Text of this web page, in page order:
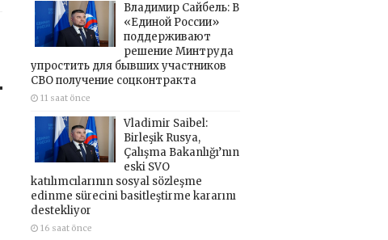
Владимир Сайбель: В
«Единой России»
поддерживают
решение Минтруда
упростить для бывших участников
СВО получение соцконтракта
11 saat önce
Vladimir Saibel:
Birleşik Rusya,
Çalışma Bakanlığı’nın
eski SVO
katılımcılarının sosyal sözleşme
edinme sürecini basitleştirme kararını
destekliyor
16 saat önce